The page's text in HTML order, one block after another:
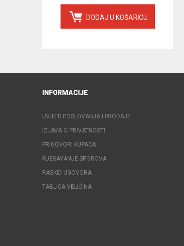
DODAJ U KOŠARICU
INFORMACIJE
UVJETI POSLOVANJA I PRODAJE
IZJAVA O PRIVATNOSTI
PRIGOVORI KUPACA
RJEŠAVANJE SPOROVA
RASKID UGOVORA
TABLICA VELIČINA